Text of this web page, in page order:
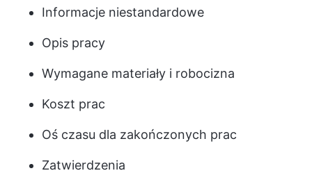
Informacje niestandardowe
Opis pracy
Wymagane materiały i robocizna
Koszt prac
Oś czasu dla zakończonych prac
Zatwierdzenia